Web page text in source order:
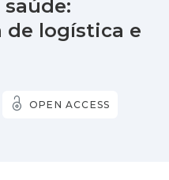
de logística e
OPEN ACCESS